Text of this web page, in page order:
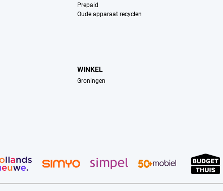
Prepaid
Oude apparaat recyclen
WINKEL
Groningen